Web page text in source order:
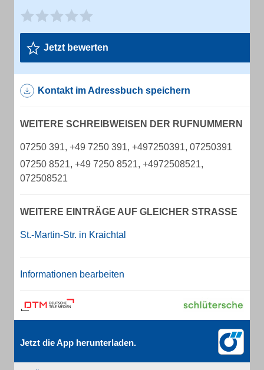
Jetzt bewerten
Kontakt im Adressbuch speichern
WEITERE SCHREIBWEISEN DER RUFNUMMERN
07250 391, +49 7250 391, +497250391, 07250391
07250 8521, +49 7250 8521, +4972508521,
072508521
WEITERE EINTRÄGE AUF GLEICHER STRASSE
St.-Martin-Str. in Kraichtal
Informationen bearbeiten
Jetzt die App herunterladen.